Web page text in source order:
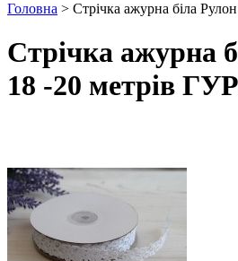
Головна > Стрічка ажурна біла
Стрічка ажурна
18 -20 метрів